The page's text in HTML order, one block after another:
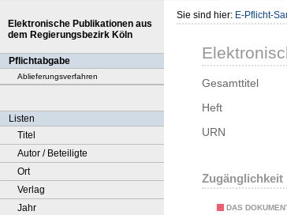
Elektronische Publikationen aus
dem Regierungsbezirk Köln
Pflichtabgabe
Ablieferungsverfahren
Listen
Titel
Autor / Beteiligte
Ort
Verlag
Jahr
Sie sind hier: E-Pflicht-
Gesamttitel
Heft
URN
Zugänglichkeit
DAS